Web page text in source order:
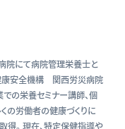
院にて病院管理栄養士と
康安全機構 関西労災病院
の栄養セミナー講師、個
の労働者の健康づくりに
得。 現在、特定保健指導や